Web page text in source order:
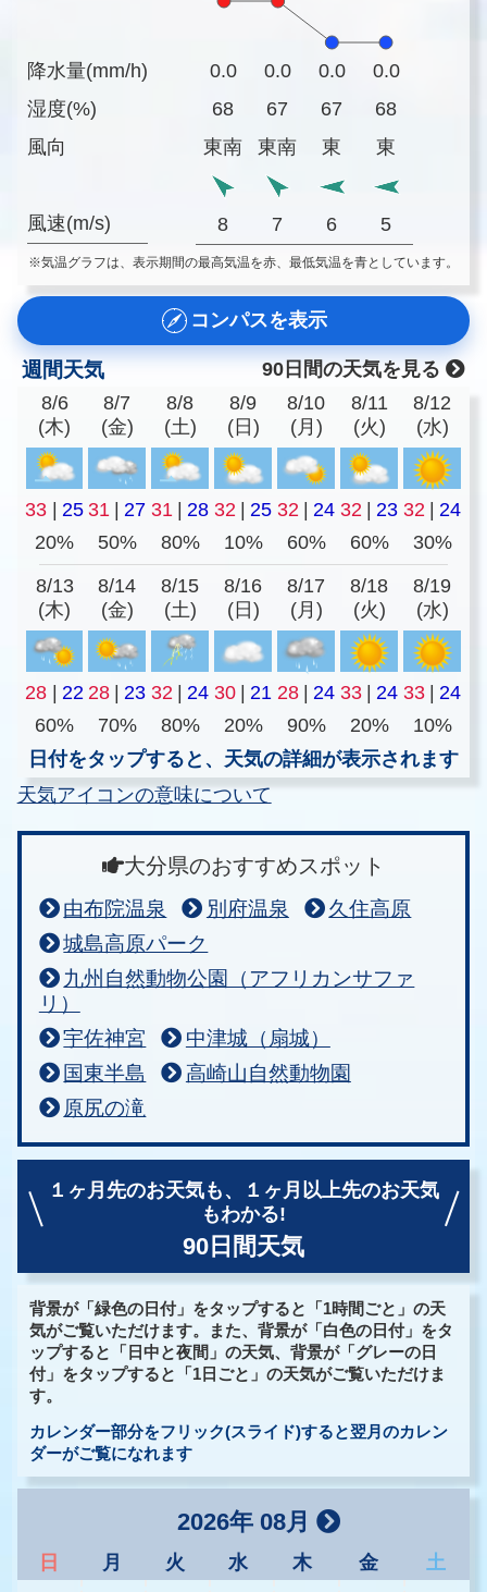
降水量(mm/h)
湿度(%)
風向
風速(m/s)
0.0 0.0 0.0
0.0
68
67 67
68
東南
東南 東 東
8 7 6 5
※気温グラフは、表示期間の最高気温を赤、最低気温を青としています。
コンパスを表示
週間天気
90日間の天気を見る
8/6
(木)
8/7
(金)
8/8
(土)
8/9
(日)
8/10
(月)
8/11
(火)
8/12
(水)
33 25 31 27 31 28 32 25 32 24 32 23 32
24
20%
50% 80% 10% 60% 60% 30%
8/13
(木)
8/14
(金)
8/15
(土)
8/16
(日)
8/17
(月)
8/18
(火)
8/19
(水)
28 22 28 23 32 24 30 21 28 24 33 24 33
24
60%
70% 80% 20% 90% 20%
10%
日付をタップすると、天気の詳細が表示されます
天気アイコンの意味について
大分県のおすすめスポット
由布院温泉 別府温泉
久住高原
城島高原パーク
九州自然動物公園（アフリカンサファ
リ）
宇佐神宮
中津城（扇城）
国東半島
高崎山自然動物園
原尻の滝
１ヶ月先のお天気も、
１ヶ月以上先のお天気
もわかる!
90日間天気
背景が「緑色の日付」をタップすると「1時間ごと」の天
気がご覧いただけます。また、背景が「白色の日付」をタ
ップすると「日中と夜間」の天気、背景が「グレーの日
付」をタップすると「1日ごと」の天気がご覧いただけま
す。
カレンダー部分をフリック(スライド)すると翌月のカレン
ダーがご覧になれます
2026年 08月
日 月 火 水 木 金
土